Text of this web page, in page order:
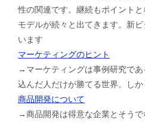
性の関連です。継続もポイント
モデルが続々と出てきます。新
います
マーケティングのヒント
→マーケティングは事例研究であ
込んだ人だけが勝てる世界。し
商品開発について
→商品開発は得意な企業とそう